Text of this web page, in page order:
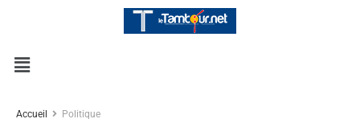
Accueil Politique